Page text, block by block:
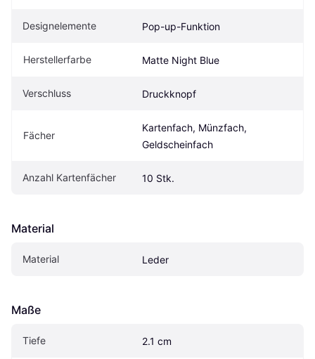
Designelemente Pop-up-Funktion
Herstellerfarbe Matte Night Blue
Verschluss Druckknopf
Fächer
Kartenfach, Münzfach,
Geldscheinfach
Anzahl Kartenfächer 10 Stk.
Material
Material Leder
Maße
Tiefe 2.1 cm